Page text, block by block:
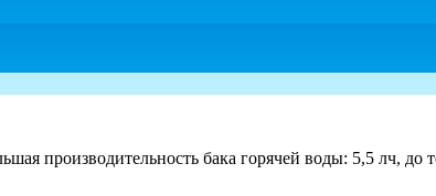
производительность бака горячей воды: 5,5 лч,